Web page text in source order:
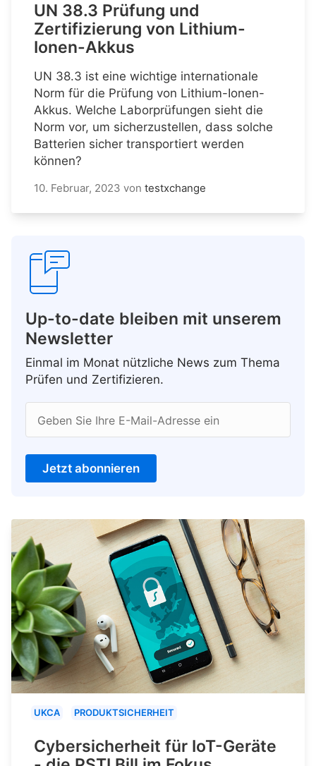
UN 38.3 Prüfung und
Zertifizierung von Lithium-
Ionen-Akkus
UN 38.3 ist eine wichtige internationale
Norm für die Prüfung von Lithium-Ionen-
Akkus. Welche Laborprüfungen sieht die
Norm vor, um sicherzustellen, dass solche
Batterien sicher transportiert werden
können?
10. Februar, 2023 von testxchange
Up-to-date bleiben mit unserem
Newsletter
Einmal im Monat nützliche News zum Thema
Prüfen und Zertifizieren.
Geben Sie Ihre E-Mail-Adresse ein
Jetzt abonnieren
UKCA PRODUKTSICHERHEIT
Cybersicherheit für IoT-Geräte